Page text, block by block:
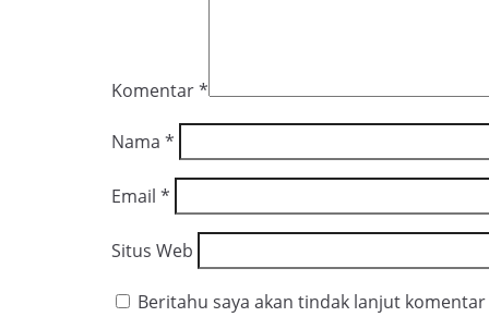
Komentar*
Nama *
Email *
Situs Web
Beritahu saya akan tindak lanjut